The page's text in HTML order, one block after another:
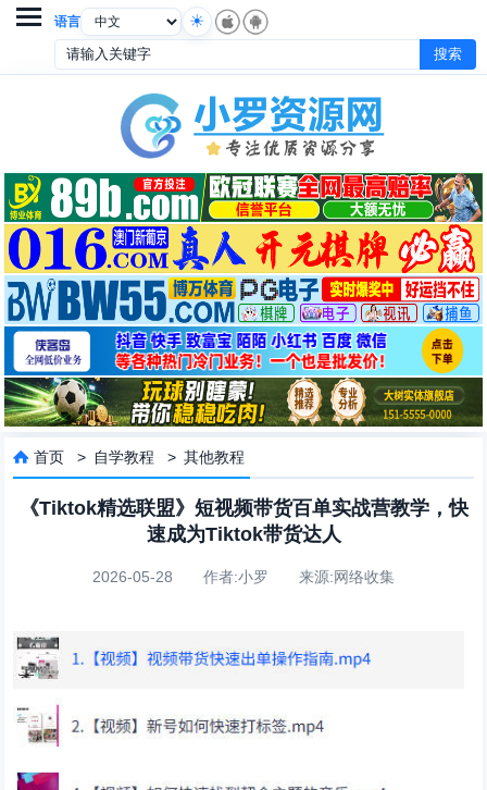
语言

 首页 > 自学教程 >其他教程
《Tiktok精选联盟》短视频带货百单实战营教学，快
速成为Tiktok带货达人
2026-05-28 作者:小罗 来源:网络收集